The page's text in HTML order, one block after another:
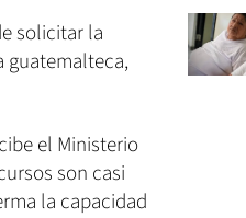
solicitar la
guatemalteca,
el Ministerio
son casi
la capacidad